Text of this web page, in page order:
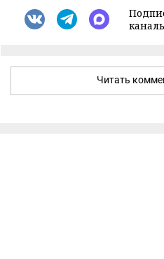
Читать